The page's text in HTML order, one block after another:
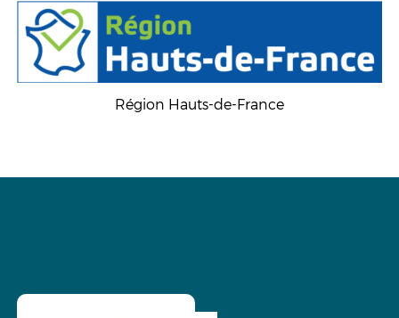
Région Hauts-de-France